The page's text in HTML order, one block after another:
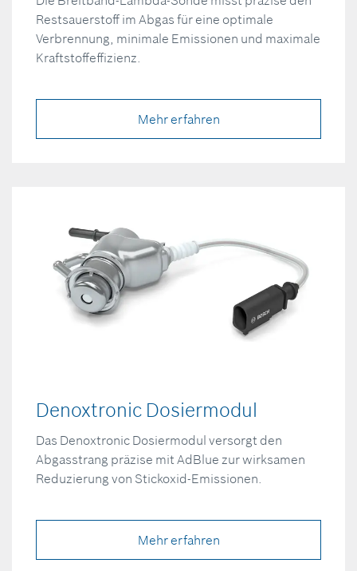
Restsauerstoff im Abgas für eine optimale
Verbrennung, minimale Emissionen und maximale
Kraftstoffeffizienz.
Mehr erfahren
Denoxtronic Dosiermodul
Das Denoxtronic Dosiermodul versorgt den
Abgasstrang präzise mit AdBlue zur wirksamen
Reduzierung von Stickoxid-Emissionen.
Mehr erfahren